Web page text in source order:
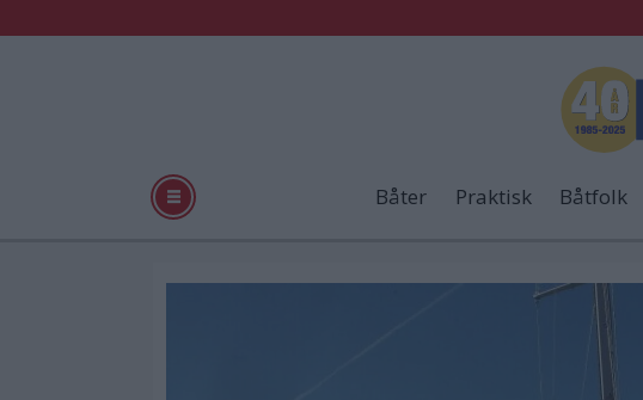
Båter Praktisk Båtfolk